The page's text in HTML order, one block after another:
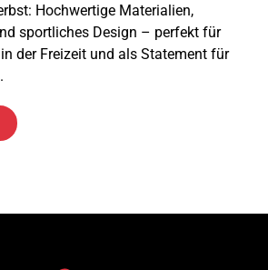
Hochwertige Materialien,
sportliches Design – perfekt für
der Freizeit und als Statement für